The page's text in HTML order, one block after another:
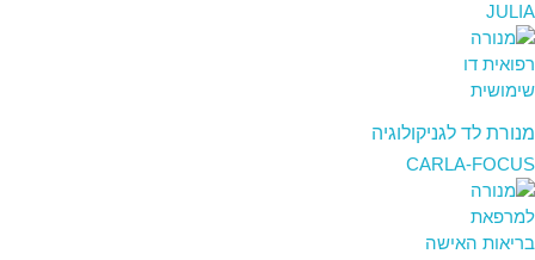
JULIA
מנורת לד לגניקולוגיה
CARLA-FOCUS